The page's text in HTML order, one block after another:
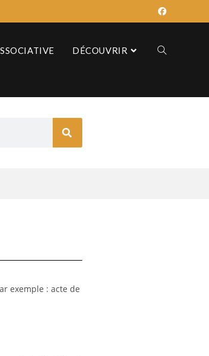
DÉCOUVRIR
exemple : acte de